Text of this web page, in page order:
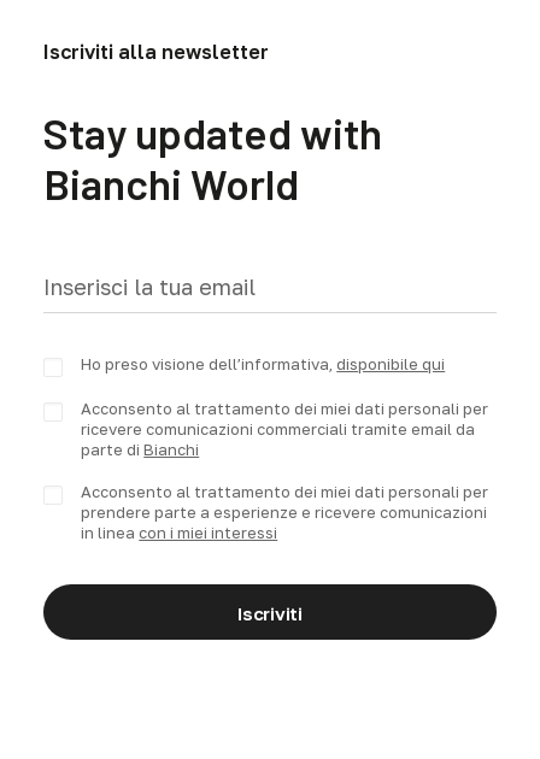
Iscriviti alla newsletter
Stay updated with
Bianchi World
Ho preso visione dell’informativa,disponibile qui
Acconsento al trattamento dei miei dati personali per
ricevere comunicazioni commerciali tramite email da
parte diBianchi
Acconsento al trattamento dei miei dati personali per
prendere parte a esperienze e ricevere comunicazioni
in lineacon i miei interessi